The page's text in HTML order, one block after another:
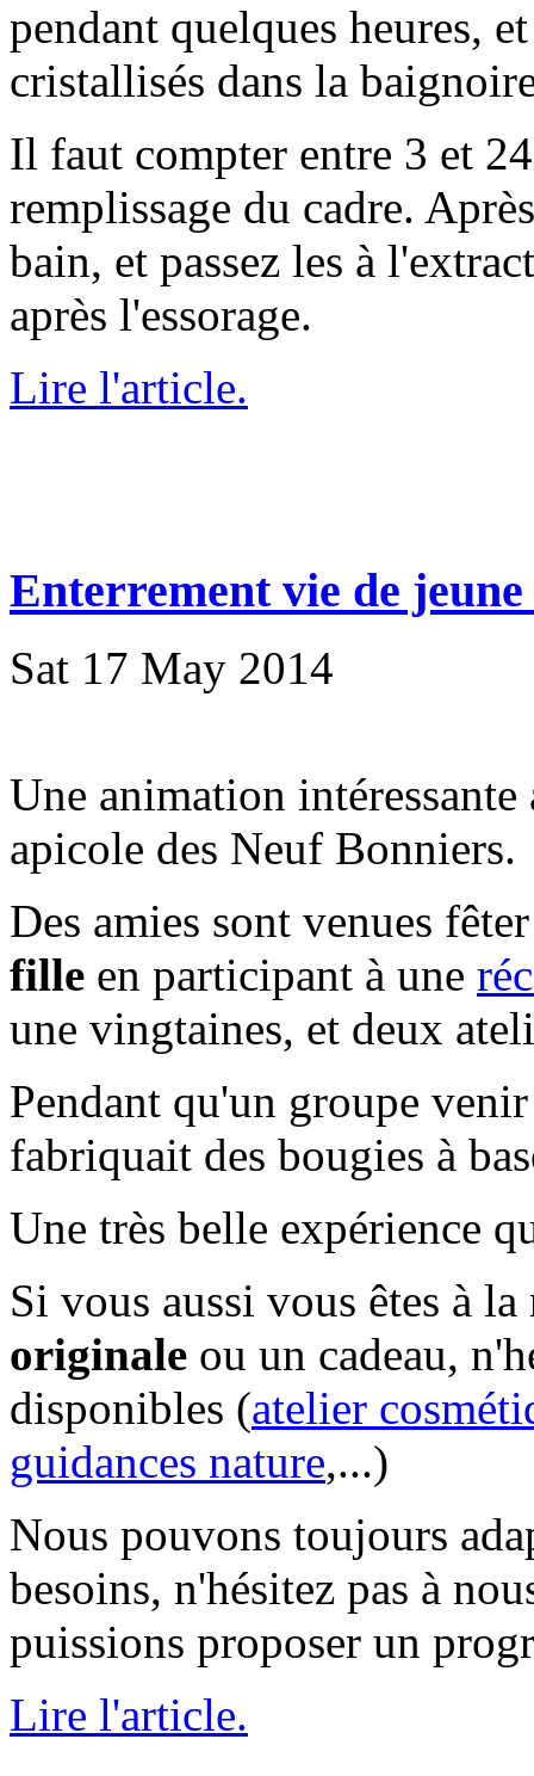
pendant quelques heures,
cristallisés dans la
Il faut compter entre 3 et
remplissage du cadre.
bain, et passez les à
après l'essorage.
Lire l'article.
Enterrement vie de
Sat 17 May 2014
Une animation
apicole des Neuf Bonniers.
Des amies sont venues
fille en participant à une
une vingtaines, et deux
Pendant qu'un groupe
fabriquait des bougies à
Une très belle expérience
Si vous aussi vous êtes à
originale ou un cadeau,
disponibles (atelier
guidances nature,...)
Nous pouvons toujours
besoins, n'hésitez pas à
puissions proposer un
Lire l'article.